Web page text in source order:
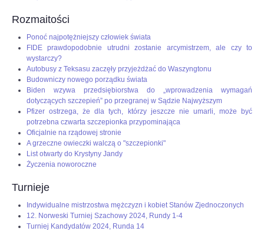
Rozmaitości
Ponoć najpotężniejszy człowiek świata
FIDE prawdopodobnie utrudni zostanie arcymistrzem, ale czy to
wystarczy?
Autobusy z Teksasu zaczęły przyjeżdżać do Waszyngtonu
Budowniczy nowego porządku świata
Biden wzywa przedsiębiorstwa do „wprowadzenia wymagań
dotyczących szczepień” po przegranej w Sądzie Najwyższym
Pfizer ostrzega, że dla tych, którzy jeszcze nie umarli, może być
potrzebna czwarta szczepionka przypominająca
Oficjalnie na rządowej stronie
A grzeczne owieczki walczą o "szczepionki"
List otwarty do Krystyny Jandy
Życzenia noworoczne
Turnieje
Indywidualne mistrzostwa mężczyzn i kobiet Stanów Zjednoczonych
12. Norweski Turniej Szachowy 2024, Rundy 1-4
Turniej Kandydatów 2024, Runda 14